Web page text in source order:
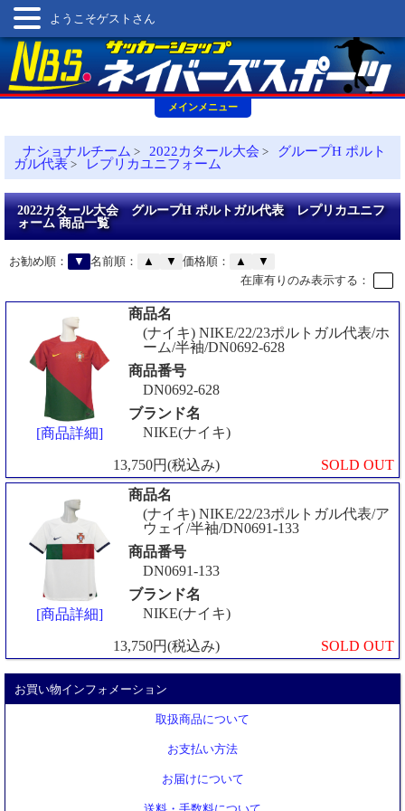
メインメニュー
ようこそゲストさん
ナショナルチーム > 2022カタール大会 >
グループH ポルト
ガル代表 > レプリカユニフォーム
2022カタール大会 グループH ポルトガル代表 レプリカユニフ
ォーム 商品一覧
お勧め順： ▼ 名前順： ▲ ▼ 価格順： ▲
▼
在庫有りのみ表示する：
[商品詳細]
商品名
(ナイキ) NIKE/22/23ポルトガル代表/ホ
ーム/半袖/DN0692-628
商品番号
DN0692-628
ブランド名
NIKE(ナイキ)
13,750円(税込み) SOLD OUT
[商品詳細]
商品名
(ナイキ) NIKE/22/23ポルトガル代表/ア
ウェイ/半袖/DN0691-133
商品番号
DN0691-133
ブランド名
NIKE(ナイキ)
13,750円(税込み) SOLD OUT
お買い物インフォメーション
取扱商品について
お支払い方法
お届けについて